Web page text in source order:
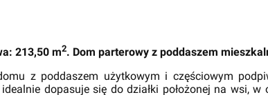
213,50 m2. Dom parterowy z poddaszem
z poddaszem użytkowym i częściowym
dopasuje się do działki położonej na wsi,